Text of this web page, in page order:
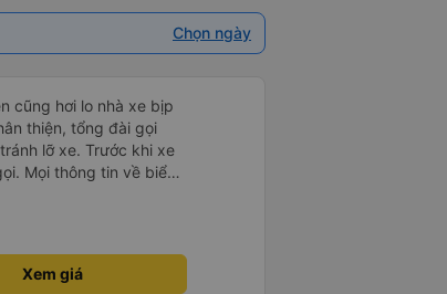
Chọn ngày
cũng hơi lo nhà xe bịp
lỡ xe. Trước khi xe
Mọi thông tin về biển
khớp trong email nhận
10 điểm, lần
đi Vinh <-> Đà Nẵng
Xem giá